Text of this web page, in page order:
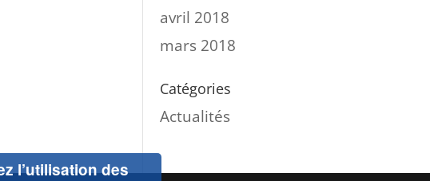
avril 2018
mars 2018
Catégories
Actualités
l’utilisation des